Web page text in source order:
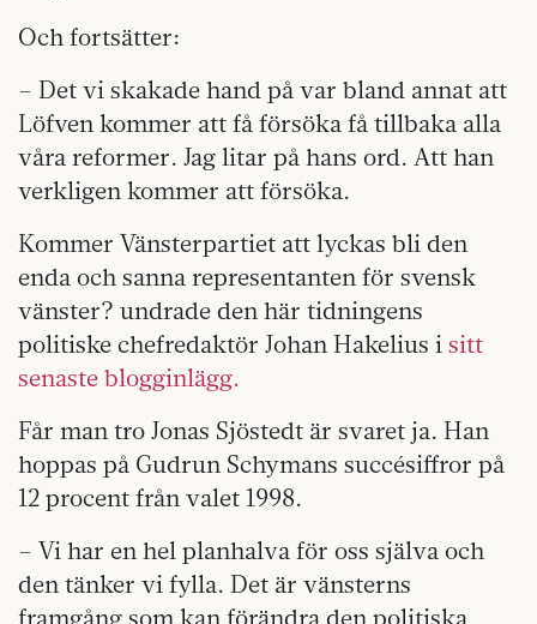
Och fortsätter:
– Det vi skakade hand på var bland annat att
Löfven kommer att få försöka få tillbaka alla
våra reformer. Jag litar på hans ord. Att han
verkligen kommer att försöka.
Kommer Vänsterpartiet att lyckas bli den
enda och sanna representanten för svensk
vänster? undrade den här tidningens
politiske chefredaktör Johan Hakelius i sitt
senaste blogginlägg.
Får man tro Jonas Sjöstedt är svaret ja. Han
hoppas på Gudrun Schymans succésiffror på
12 procent från valet 1998.
– Vi har en hel planhalva för oss själva och
den tänker vi fylla. Det är vänsterns
framgång som kan förändra den politiska